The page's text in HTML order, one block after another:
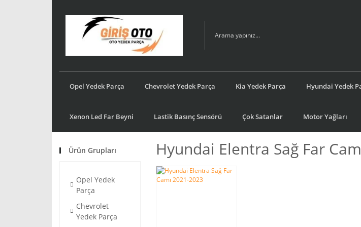
Opel Yedek Parça Chevrolet Yedek Parça Kia Yedek Parça Hyundai Yedek
Xenon Led Far Beyni Lastik Basınç Sensörü Çok Satanlar Motor Yağları
Ürün Grupları
Opel Yedek
Parça
Chevrolet
Yedek Parça
Hyundai Elentra Sağ Far